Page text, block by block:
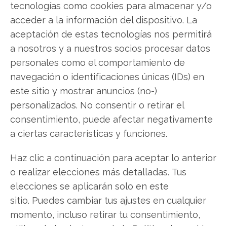
tecnologías como cookies para almacenar y/o
acceder a la información del dispositivo. La
aceptación de estas tecnologías nos permitirá
a nosotros y a nuestros socios procesar datos
personales como el comportamiento de
navegación o identificaciones únicas (IDs) en
este sitio y mostrar anuncios (no-)
personalizados. No consentir o retirar el
consentimiento, puede afectar negativamente
a ciertas características y funciones.
Haz clic a continuación para aceptar lo anterior
o realizar elecciones más detalladas. Tus
elecciones se aplicarán solo en este
sitio. Puedes cambiar tus ajustes en cualquier
momento, incluso retirar tu consentimiento,
Compartir este artículo
Twitter
Facebook
LinkedIn
SOBRE EL AUTOR